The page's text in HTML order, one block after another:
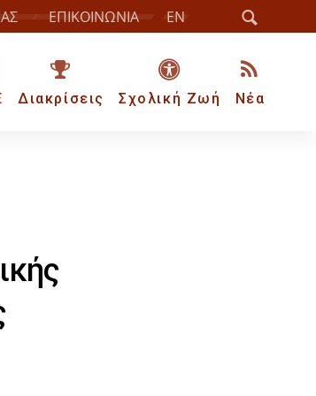
ΕΠΙΚΟΙΝΩΝΙΑ EN
Διακρίσεις Σχολική Ζωή Νέα